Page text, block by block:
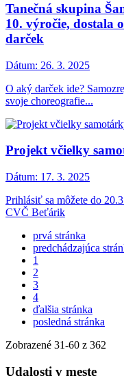
Tanečná skupina
10. výročie, dostala
darček
Dátum: 26. 3. 2025
O aký darček ide?
svoje choreografie...
Projekt včielky
Dátum: 17. 3. 2025
Prihlásiť sa môžete do
CVČ Beťárik
prvá stránka
predchádzajúca
1
2
3
4
ďalšia stránka
posledná stránka
Zobrazené 31-60 z 362
Udalosti v meste